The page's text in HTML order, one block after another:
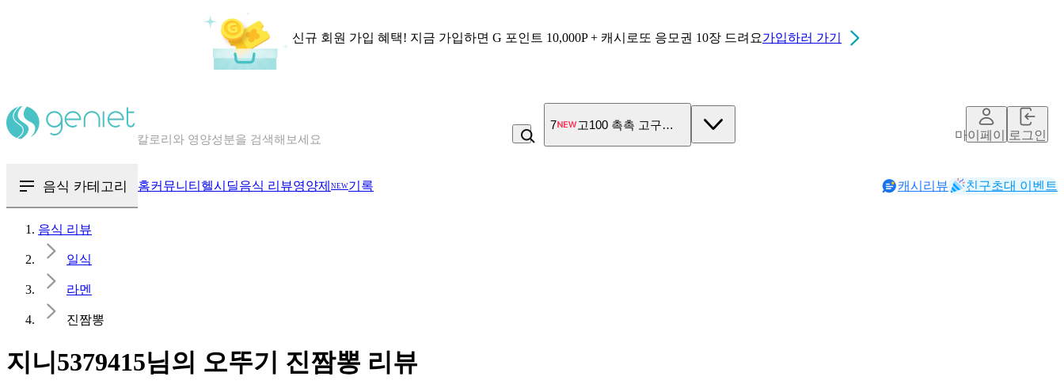
신규 회원 가입 혜택! 지금 가입하면 G 포인트 10,000P + 캐시로또 응모권 10장 드려요가입하러 가기
혈당 · 다이어트 음식 검색해보세요
7 고100 촉촉 고구마 스틱
마이페이지로그인
음식 카테고리 홈커뮤니티 헬시딜음식 리뷰영양제 NEW기록 캐시리뷰 친구초대 이벤트
음식 리뷰
일식
라멘
진짬뽕
지니5379415님의 오뚜기 진짬뽕 리뷰